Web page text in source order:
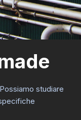
studiare